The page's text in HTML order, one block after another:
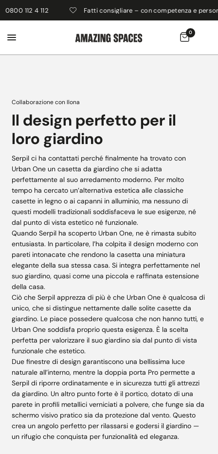
112 4 112 Fatti consigliare – con competenza e
0
Collaborazione con Ilona
Il design perfetto per il
loro giardino
Serpil ci ha contattati perché finalmente ha trovato con
Urban One un casetta da giardino che si adatta
perfettamente al suo arredamento moderno. Per molto
tempo ha cercato un’alternativa estetica alle classiche
casette in legno o ai capanni in alluminio, ma nessuno di
questi modelli tradizionali soddisfaceva le sue esigenze, né
dal punto di vista estetico né funzionale.
Quando Serpil ha scoperto Urban One, ne è rimasta subito
entusiasta. In particolare, l’ha colpita il design moderno con
pareti intonacate che rendono la casetta una miniatura
elegante della sua stessa casa. Si integra perfettamente nel
suo giardino, quasi come una piccola e raffinata estensione
della casa.
Ciò che Serpil apprezza di più è che Urban One è qualcosa di
unico, che si distingue nettamente dalle solite casette da
giardino. Le piace possedere qualcosa che non hanno tutti, e
Urban One soddisfa proprio questa esigenza. È la scelta
perfetta per valorizzare il suo giardino sia dal punto di vista
funzionale che estetico.
Due finestre di design garantiscono una bellissima luce
naturale all’interno, mentre la doppia porta Pro permette a
Serpil di riporre ordinatamente e in sicurezza tutti gli attrezzi
da giardino. Un altro punto forte è il portico, dotato di una
parete in profili metallici verniciati a polvere, che funge sia da
schermo visivo pratico sia da protezione dal vento. Questo
crea un angolo perfetto per rilassarsi e godersi il giardino —
un rifugio che conquista per funzionalità ed eleganza.